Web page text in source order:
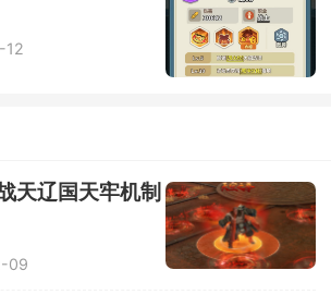
12
天辽国天牢机制
09